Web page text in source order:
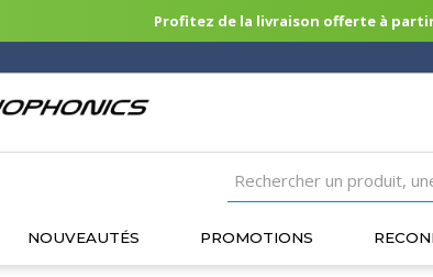
Profitez de la livraison offerte à
NOUVEAUTÉS PROMOTIONS